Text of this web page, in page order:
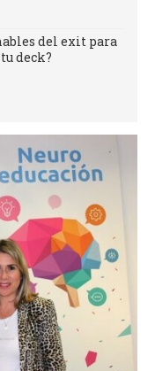
del exit para
deck?